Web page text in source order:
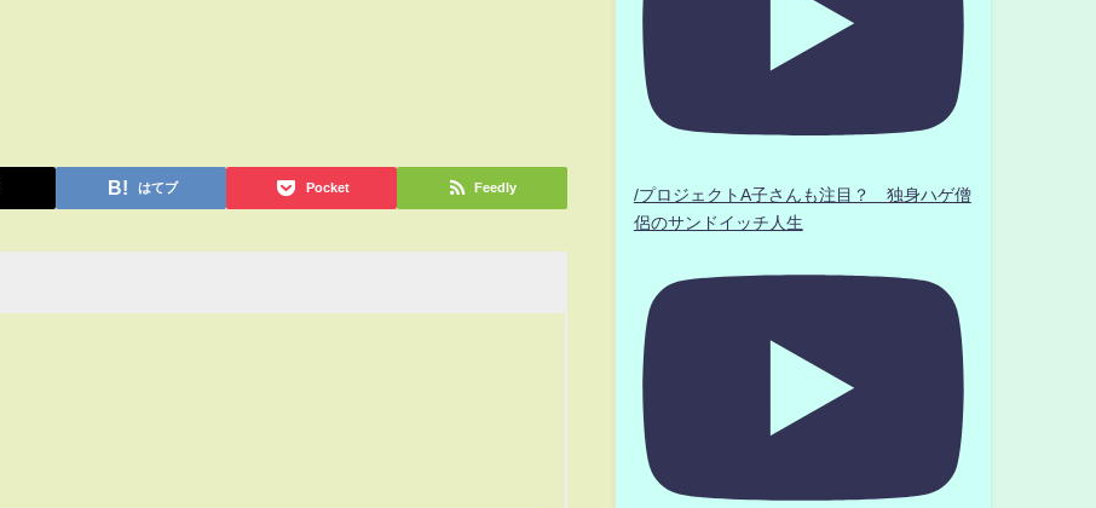
はてブ Pocket Feedly
/プロジェクトA子さんも注目？ 独身ハゲ僧
侶のサンドイッチ人生